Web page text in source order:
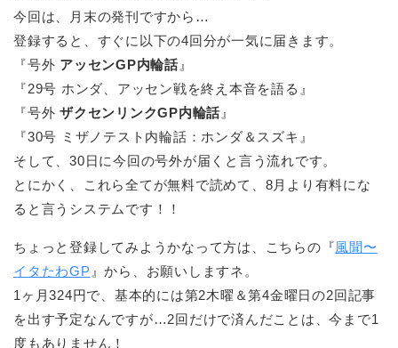
今回は、月末の発刊ですから…
登録すると、すぐに以下の4回分が一気に届きます。
『号外 アッセンGP内輪話』
『29号 ホンダ、アッセン戦を終え本音を語る』
『号外ザクセンリンクGP内輪話 』
『30号 ミザノテスト内輪話：ホンダ＆スズキ』
そして、30日に今回の号外が届くと言う流れです。
とにかく、これら全てが無料で読めて、8月より有料にな
ると言うシステムです！！
ちょっと登録してみようかなって方は、こちらの『風聞〜
イタたわGP 』から、お願いしますネ。
1ヶ月324円で、基本的には第2木曜＆第4金曜日の2回記事
を出す予定なんですが…2回だけで済んだことは、今まで1
度もありません！